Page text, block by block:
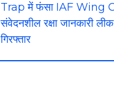
Trap में फंसा IAF Wing
संवेदनशील रक्षा जानकारी
गिरफ्तार